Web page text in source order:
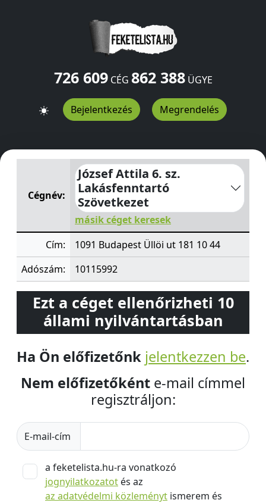
726 609CÉG 862 388ÜGYE
Bejelentkezés Megrendelés
József Attila 6. sz. Lakásfenntartó SzövetkezetÜllöi ut
Cégnév:
József Attila 6. sz.
Lakásfenntartó
Szövetkezet
másik céget keresek
Cím:
1091 Budapest Üllöi ut 181 10 44
Adószám:
10115992
Ezt a céget ellenőrizheti 10
állami nyilvántartásban
Ha Ön előfizetőnk jelentkezzen be.
Nem előfizetőként e-mail címmel
regisztráljon:
E-mail-cím
a feketelista.hu-ra vonatkozó
jognyilatkozatot és az
az adatvédelmi közleményt ismerem és